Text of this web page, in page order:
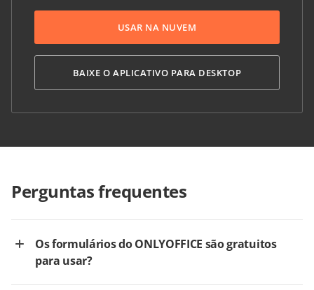
USAR NA NUVEM
BAIXE O APLICATIVO PARA DESKTOP
Perguntas frequentes
Os formulários do ONLYOFFICE são gratuitos
para usar?